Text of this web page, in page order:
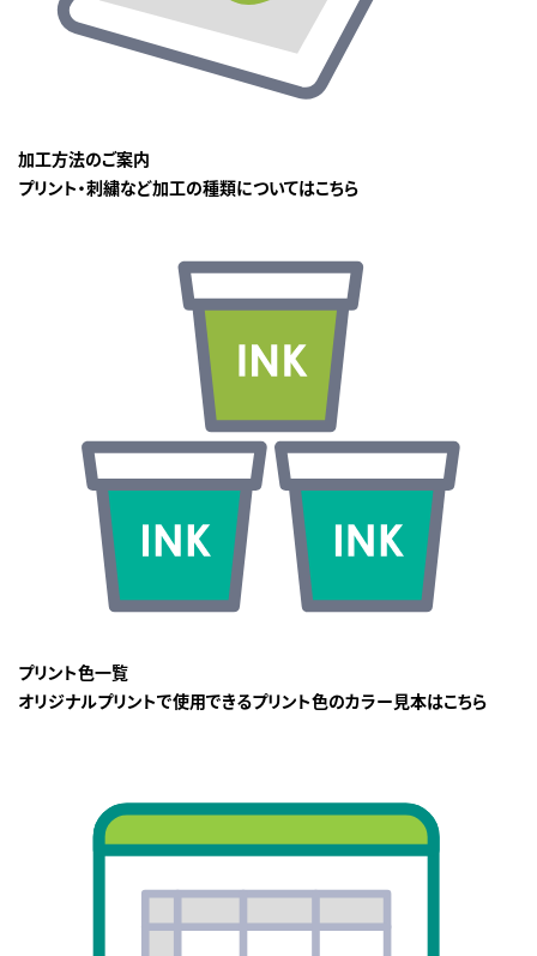
加工方法のご案内
プリント・刺繍など加工の種類についてはこちら
プリント色一覧
オリジナルプリントで使用できるプリント色のカラー見本はこちら